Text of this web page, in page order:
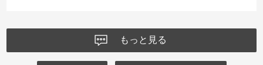
もっと見る